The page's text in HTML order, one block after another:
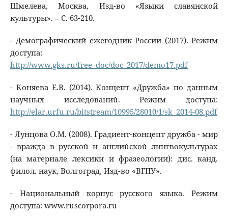
Шмелева, Москва, Изд-во «Языки славянской
культуры». – С. 63-210.
- Демографический ежегодник России (2017). Режим
доступа:
http://www.gks.ru/free_doc/doc_2017/demo17.pdf
- Коняева Е.В. (2014). Концепт «Дружба» по данным
научных исследованиǔ. Режим доступа:
http://elar.urfu.ru/bitstream/10995/28010/1/sk_2014-08.pdf
- Лунцова О.М. (2008). Градиент-концепт дружба - мир
- вражда в русскоǔ и англиǔскоǔ лингвокультурах
(на материале лексики и фразеологии): дис. канд.
филол. наук, Волгоград, Изд-во «ВГПУ».
- Национальный корпус русского языка. Режим
доступа: www.ruscorpora.ru